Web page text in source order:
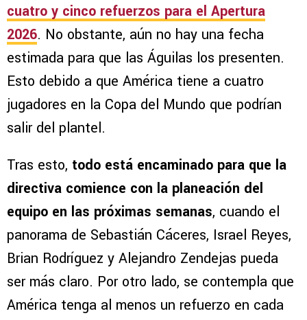
cuatro y cinco refuerzos para el Apertura
2026. No obstante, aún no hay una fecha
estimada para que las Águilas los presenten.
Esto debido a que América tiene a cuatro
jugadores en la Copa del Mundo que podrían
salir del plantel.
Tras esto, todo está encaminado para que la
directiva comience con la planeación del
equipo en las próximas semanas, cuando el
panorama de Sebastián Cáceres, Israel Reyes,
Brian Rodríguez y Alejandro Zendejas pueda
ser más claro. Por otro lado, se contempla que
América tenga al menos un refuerzo en cada